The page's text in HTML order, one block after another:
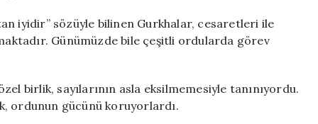
iyidir” sözüyle bilinen Gurkhalar, cesaretleri ile
Günümüzde bile çeşitli ordularda görev
birlik, sayılarının asla eksilmemesiyle tanınıyordu.
ordunun gücünü koruyorlardı.